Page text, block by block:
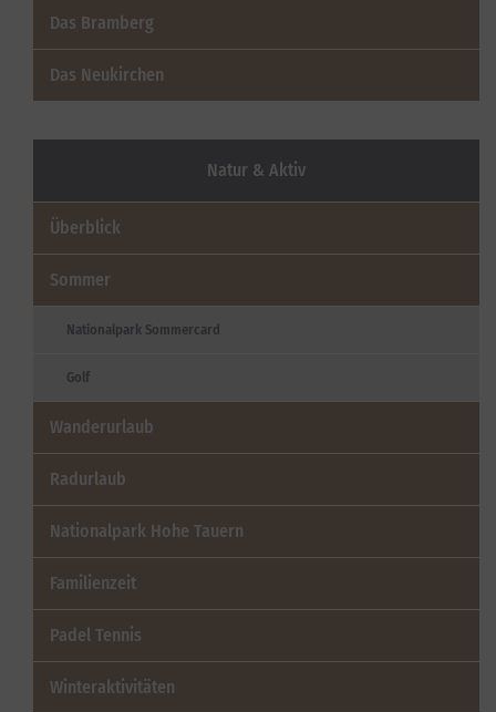
Das Bramberg
Das Neukirchen
Natur & Aktiv
Überblick
Sommer
Nationalpark Sommercard
Golf
Wanderurlaub
Radurlaub
Nationalpark Hohe Tauern
Familienzeit
Padel Tennis
Winteraktivitäten